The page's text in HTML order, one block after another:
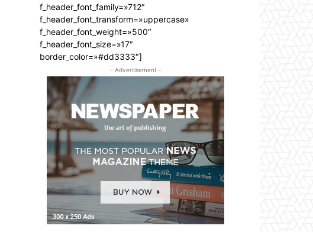
f_header_font_family=»712″
f_header_font_transform=»uppercase»
f_header_font_weight=»500″
f_header_font_size=»17″
border_color=»#dd3333″]
- Advertisement -